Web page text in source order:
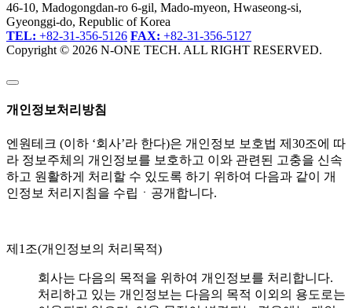
46-10, Madogongdan-ro 6-gil, Mado-myeon, Hwaseong-si,
Gyeonggi-do, Republic of Korea
TEL: +82-31-356-5126 FAX: +82-31-356-5127
Copyright © 2026 N-ONE TECH. ALL RIGHT RESERVED.
개인정보처리방침
엔원테크 (이하 ‘회사’라 한다)은 개인정보 보호법 제30조에 따
라 정보주체의 개인정보를 보호하고 이와 관련된 고충을 신속
하고 원활하게 처리할 수 있도록 하기 위하여 다음과 같이 개
인정보 처리지침을 수립ㆍ공개합니다.
제1조(개인정보의 처리목적)
회사는 다음의 목적을 위하여 개인정보를 처리합니다.
처리하고 있는 개인정보는 다음의 목적 이외의 용도로는